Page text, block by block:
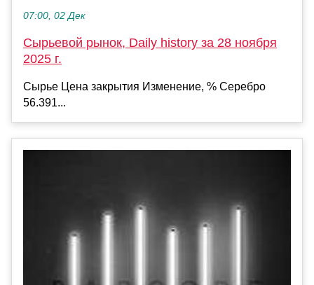
07:00, 02 Дек
Сырьевой рынок, Daily history за 28 ноября
2025 г.
Сырье Цена закрытия Изменение, % Серебро
56.391...